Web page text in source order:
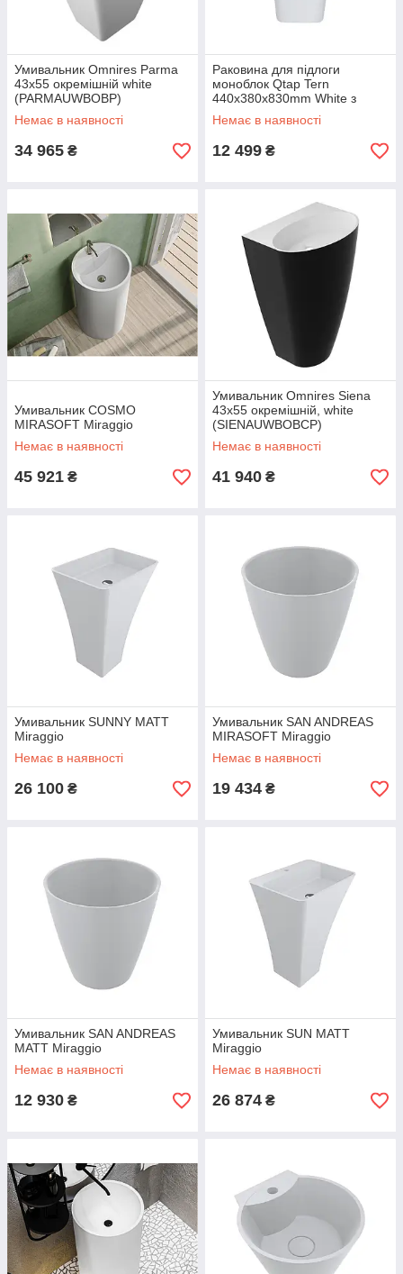
Умивальник Omnires Parma
43x55 окремішній white
(PARMAUWBOBP)
Немає в наявності
34 965 ₴
Раковина для підлоги
моноблок Qtap Tern
440х380х830mm White з
донним клапаном
QT1711G302W
Немає в наявності
12 499 ₴
Умивальник COSMO
MIRASOFT Miraggio
Немає в наявності
45 921 ₴
Умивальник Omnires Siena
43x55 окремішній, white
(SIENAUWBOBCP)
Немає в наявності
41 940 ₴
Умивальник SUNNY MATT
Miraggio
Немає в наявності
26 100 ₴
Умивальник SAN ANDREAS
MIRASOFT Miraggio
Немає в наявності
19 434 ₴
Умивальник SAN ANDREAS
MATT Miraggio
Немає в наявності
12 930 ₴
Умивальник SUN MATT
Miraggio
Немає в наявності
26 874 ₴